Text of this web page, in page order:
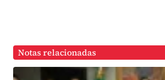
Notas relacionadas